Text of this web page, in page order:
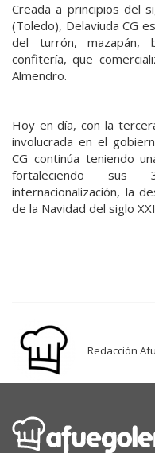
Creada a principios del
(Toledo), Delaviuda CG
del turrón,
confitería, que
Almendro.
Hoy en día, con la
involucrada en el
CG continúa teniendo
fortaleciendo
internacionalización, la
de la Navidad del siglo
Redacción